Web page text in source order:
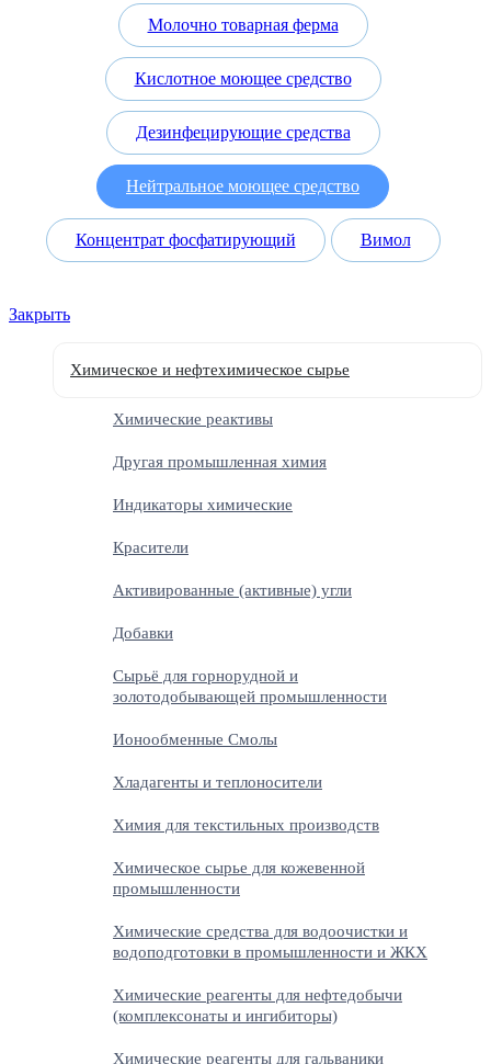
Молочно товарная ферма
Кислотное моющее средство
Дезинфецирующие средства
Нейтральное моющее средство
Концентрат фосфатирующий Вимол
Закрыть
Химическое и нефтехимическое сырье
Химические реактивы
Другая промышленная химия
Индикаторы химические
Красители
Активированные (активные) угли
Добавки
Сырьё для горнорудной и
золотодобывающей промышленности
Ионообменные Смолы
Хладагенты и теплоносители
Химия для текстильных производств
Химическое сырье для кожевенной
промышленности
Химические средства для водоочистки и
водоподготовки в промышленности и ЖКХ
Химические реагенты для нефтедобычи
(комплексонаты и ингибиторы)
Химические реагенты для гальваники